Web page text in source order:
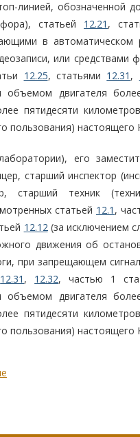
линией, обозначенной
статьей 12.21 ,
в
или средствами
12.25, статьями 12.31 ,
двигателя
пятидесяти
настоящего
его
старший инспектор
старший техник
статьей 12.1 ,
12.12(за исключением
движения об
при запрещающем
12.31 , 12.32, частью 1
двигателя
пятидесяти
настоящего